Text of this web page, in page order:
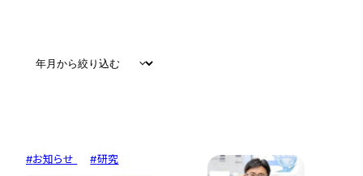
#お知らせ #研究